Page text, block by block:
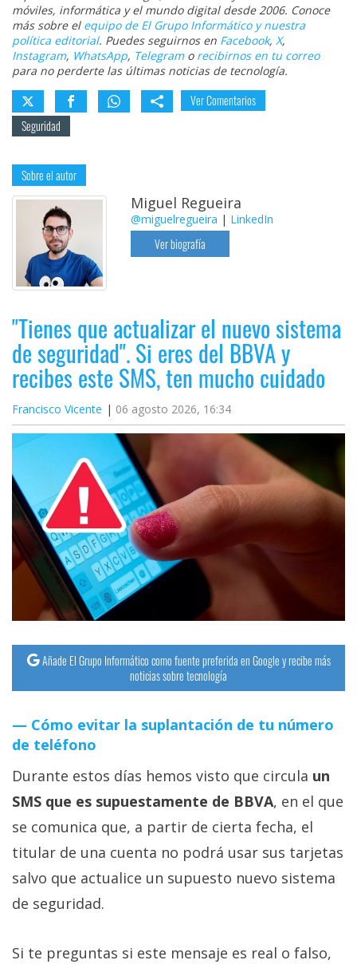
móviles, informática y el mundo digital desde 2006. Conoce
más sobre el equipo de El Grupo Informático y nuestra
política editorial. Puedes seguirnos en Facebook, X,
Instagram, WhatsApp, Telegramo recibirnos en tu correo
para no perderte las últimas noticias de tecnología.
Ver Comentarios
Seguridad
Sobre el autor
Miguel Regueira
@miguelregueira | LinkedIn
Ver biografía
"Tienes que actualizar el nuevo sistema
de seguridad". Si eres del BBVA y
recibes este SMS, ten mucho cuidado
Francisco Vicente 06 agosto 2026, 16:34
Añade El Grupo Informático como fuente preferida en Google y recibe más
noticias sobre tecnología
Cómo evitar la suplantación de tu número
de teléfono
Durante estos días hemos visto que circula un
SMS que es supuestamente de BBVA, en el que
se comunica que, a partir de cierta fecha, el
titular de una cuenta no podrá usar sus tarjetas
salvo que actualice un supuesto nuevo sistema
de seguridad.
Si te preguntas si este mensaje es real o falso,